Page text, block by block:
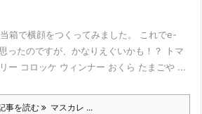
箱で横顔をつくってみました。 これでe-
ったのですが、かなりえぐいかも！？ トマ
ー コロッケ ウィンナー おくら たまごや ...
事を読む マスカレ ...